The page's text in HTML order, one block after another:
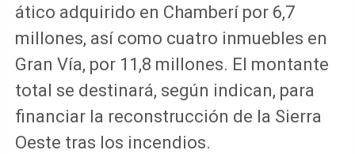
ático adquirido en Chamberí por 6,7
millones, así como cuatro inmuebles en
Gran Vía, por 11,8 millones. El montante
total se destinará, según indican, para
financiar la reconstrucción de la Sierra
Oeste tras los incendios.